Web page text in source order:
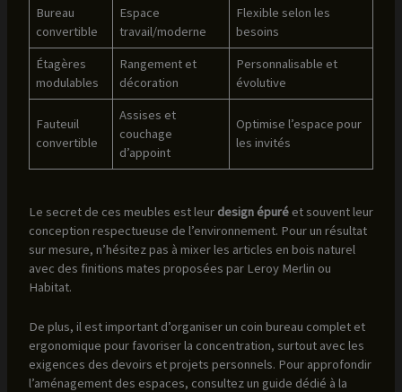
Bureau
convertible
Espace
travail/moderne
Flexible selon les
besoins
Étagères
modulables
Rangement et
décoration
Personnalisable et
évolutive
Fauteuil
convertible
Assises et
couchage
d’appoint
Optimise l’espace pour
les invités
Le secret de ces meubles est leur design épuréet souvent leur
conception respectueuse de l’environnement. Pour un résultat
sur mesure, n’hésitez pas à mixer les articles en bois naturel
avec des finitions mates proposées par Leroy Merlin ou
Habitat.
De plus, il est important d’organiser un coin bureau complet et
ergonomique pour favoriser la concentration, surtout avec les
exigences des devoirs et projets personnels. Pour approfondir
l’aménagement des espaces, consultez un guide dédié à la